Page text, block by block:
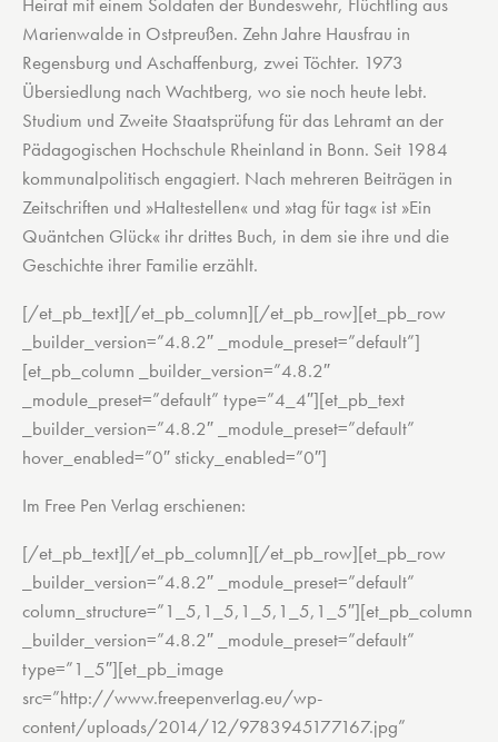
Heirat mit einem Soldaten der Bundeswehr, Flüchtling aus
Marienwalde in Ostpreußen. Zehn Jahre Hausfrau in
Regensburg und Aschaffenburg, zwei Töchter. 1973
Übersiedlung nach Wachtberg, wo sie noch heute lebt.
Studium und Zweite Staatsprüfung für das Lehramt an der
Pädagogischen Hochschule Rheinland in Bonn. Seit 1984
kommunalpolitisch engagiert. Nach mehreren Beiträgen in
Zeitschriften und »Haltestellen« und »tag für tag« ist »Ein
Quäntchen Glück« ihr drittes Buch, in dem sie ihre und die
Geschichte ihrer Familie erzählt.
[/et_pb_text][/et_pb_column][/et_pb_row][et_pb_row
_builder_version=”4.8.2″ _module_preset=”default”]
[et_pb_column _builder_version=”4.8.2″
_module_preset=”default” type=”4_4″][et_pb_text
_builder_version=”4.8.2″ _module_preset=”default”
hover_enabled=”0″ sticky_enabled=”0″]
Im Free Pen Verlag erschienen:
[/et_pb_text][/et_pb_column][/et_pb_row][et_pb_row
_builder_version=”4.8.2″ _module_preset=”default”
column_structure=”1_5,1_5,1_5,1_5,1_5″][et_pb_column
_builder_version=”4.8.2″ _module_preset=”default”
type=”1_5″][et_pb_image
src=”http://www.freepenverlag.eu/wp-
content/uploads/2014/12/9783945177167.jpg”